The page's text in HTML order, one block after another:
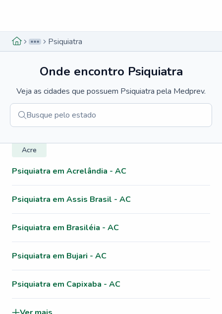
Psiquiatra
Onde encontro Psiquiatra
Veja as cidades que possuem Psiquiatra pela Medprev.
Acre
Psiquiatra em Acrelândia - AC
Psiquiatra em Assis Brasil - AC
Psiquiatra em Brasiléia - AC
Psiquiatra em Bujari - AC
Psiquiatra em Capixaba - AC